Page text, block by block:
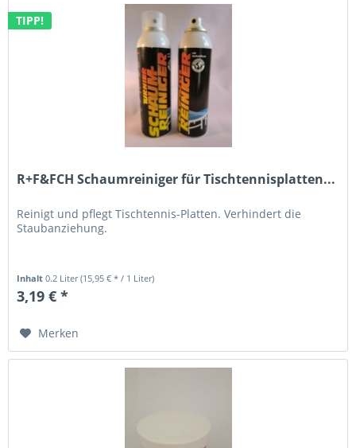
TIPP!
R+F&FCH Schaumreiniger für Tischtennisplatten...
Reinigt und pflegt Tischtennis-Platten. Verhindert die
Staubanziehung.
Inhalt0.2 Liter(15,95 € * / 1 Liter)
3,19 € *
Merken